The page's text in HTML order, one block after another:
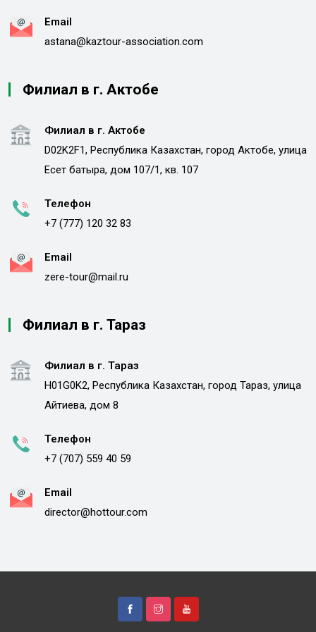
Email
astana@kaztour-association.com
Филиал в г. Актобе
Филиал в г. Актобе
D02K2F1, Республика Казахстан, город Актобе, улица
Есет батыра, дом 107/1, кв. 107
Телефон
+7 (777) 120 32 83
Email
zere-tour@mail.ru
Филиал в г. Тараз
Филиал в г. Тараз
H01G0K2, Республика Казахстан, город Тараз, улица
Айтиева, дом 8
Телефон
+7 (707) 559 40 59
Email
director@hottour.com